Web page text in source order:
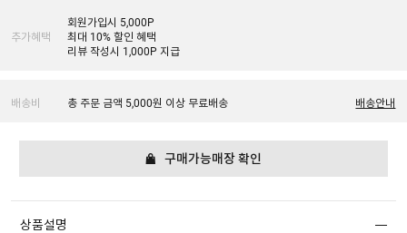
추가혜택
회원가입시 5,000P
최대 10% 할인 혜택
리뷰 작성시 1,000P 지급
배송비 총 주문 금액 5,000원 이상 무료배송 배송안내
구매가능매장 확인
상품설명